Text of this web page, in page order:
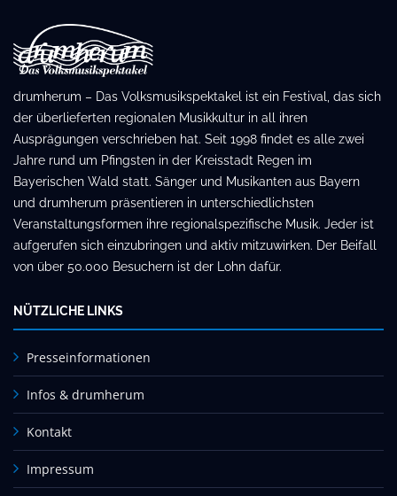
drumherum – Das Volksmusikspektakel ist ein Festival, das sich
der überlieferten regionalen Musikkultur in all ihren
Ausprägungen verschrieben hat. Seit 1998 findet es alle zwei
Jahre rund um Pfingsten in der Kreisstadt Regen im
Bayerischen Wald statt. Sänger und Musikanten aus Bayern
und drumherum präsentieren in unterschiedlichsten
Veranstaltungsformen ihre regionalspezifische Musik. Jeder ist
aufgerufen sich einzubringen und aktiv mitzuwirken. Der Beifall
von über 50.000 Besuchern ist der Lohn dafür.
NÜTZLICHE LINKS
Presseinformationen
Infos & drumherum
Kontakt
Impressum